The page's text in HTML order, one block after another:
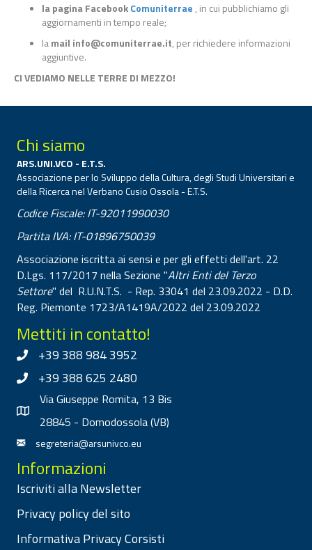
la pagina FacebookComuniterrae , in cui pubblichiamo gli
aggiornamenti in tempo reale;
lamail info@comuniterrae.it, per richiedere informazioni
aggiuntive.
CI VEDIAMO NELLE TERRE DI MEZZO!
Chi siamo
ARS.UNI.VCO - E.T.S.
Associazione per lo Sviluppo della Cultura, degli Studi Universitari e
della Ricerca nel Verbano Cusio Ossola - E.T.S.
Codice Fiscale: IT-92011990030
Partita IVA: IT-01896750039
Associazione iscritta ai sensi e per gli effetti dell'art. 22
D.Lgs. 117/2017 nella Sezione "Altri Enti del Terzo
Settore" del R.U.N.T.S. - Rep. 33041 del 23.09.2022 - D.D.
Reg. Piemonte 1723/A1419A/2022 del 23.09.2022
Mettiti in contatto!
+39 388 984 3952
+39 388 625 2480
Via Giuseppe Romita, 13 Bis
28845 - Domodossola (VB)
segreteria@arsunivco.eu
Informazioni
Iscriviti alla Newsletter
Privacy policy del sito
Informativa Privacy Corsisti